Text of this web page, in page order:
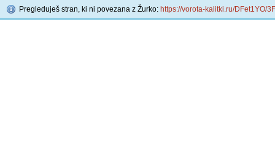
Pregleduješ stran, ki ni povezana z Žurko: https://vorota-kalitki.ru/DFet1YO/